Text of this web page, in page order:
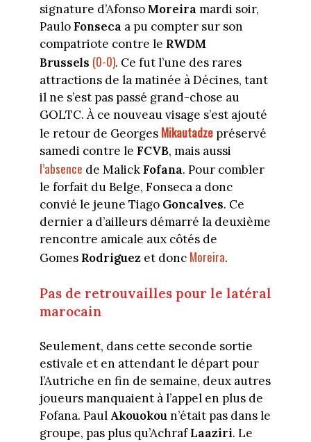
signature d’AfonsoMoreira mardi soir,
PauloFonseca a pu compter sur son
compatriote contre le RWDM
Brussels (0-0). Ce fut l’une des rares
attractions de la matinée à Décines, tant
il ne s’est pas passé grand-chose au
GOLTC. À ce nouveau visage s’est ajouté
le retour de Georges Mikautadzepréservé
samedi contre le FCVB, mais aussi
l’absence de MalickFofana. Pour combler
le forfait du Belge, Fonseca a donc
convié le jeune Tiago Goncalves. Ce
dernier a d’ailleurs démarré la deuxième
rencontre amicale aux côtés de
Gomes Rodriguezet donc Moreira.
Pas de retrouvailles pour le latéral
marocain
Seulement, dans cette seconde sortie
estivale et en attendant le départ pour
l’Autriche en fin de semaine, deux autres
joueurs manquaient à l’appel en plus de
Fofana. Paul Akouokoun’était pas dans le
groupe, pas plus qu’AchrafLaaziri. Le